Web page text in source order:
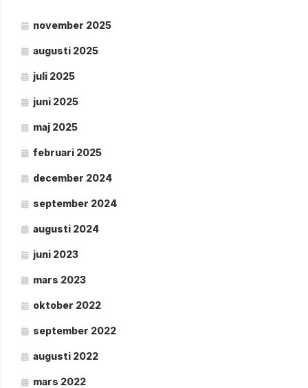
november 2025
augusti 2025
juli 2025
juni 2025
maj 2025
februari 2025
december 2024
september 2024
augusti 2024
juni 2023
mars 2023
oktober 2022
september 2022
augusti 2022
mars 2022